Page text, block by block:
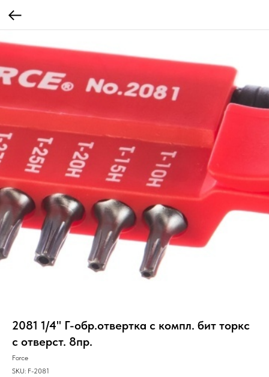
2081 1/4" Г-обр.отвертка с компл. бит торкс
с отверст. 8пр.
Force
SKU: F-2081